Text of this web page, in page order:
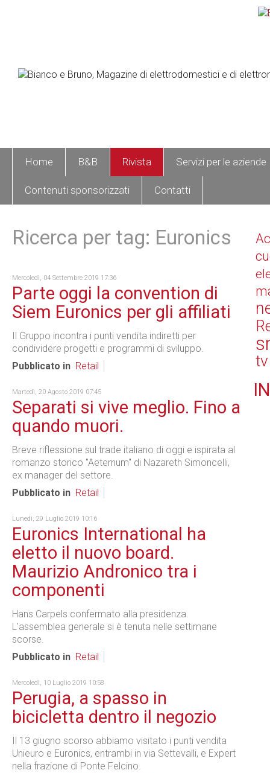
Home B&B Rivista Servizi per le aziende
Contenuti sponsorizzati Contatti
Ricerca per tag: Euronics
Mercoledì, 04 Settembre 2019 17:36
Parte oggi la convention di
Siem Euronics per gli affiliati
Il Gruppo incontra i punti vendita indiretti per
condividere progetti e programmi di sviluppo.
Pubblicato in Retail
Martedì, 20 Agosto 2019 07:45
Separati si vive meglio. Fino a
quando muori.
Breve riflessione sul trade italiano di oggi e ispirata al
romanzo storico "Aeternum" di Nazareth Simoncelli,
ex manager del settore.
Pubblicato in Retail
Lunedì, 29 Luglio 2019 10:16
Euronics International ha
eletto il nuovo board.
Maurizio Andronico tra i
componenti
Hans Carpels confermato alla presidenza.
L'assemblea generale si è tenuta nelle settimane
scorse.
Pubblicato in Retail
Mercoledì, 10 Luglio 2019 10:58
Perugia, a spasso in
bicicletta dentro il negozio
Il 13 giugno scorso abbiamo visitato i punti vendita
Unieuro e Euronics, entrambi in via Settevalli, e Expert
nella frazione di Ponte Felcino.
tv
IN